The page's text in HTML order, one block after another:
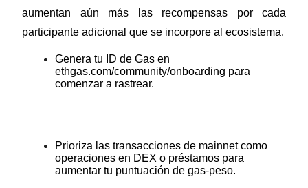
Launchpool
Participación flexible para ganar tokens populares
aumentan aún más las recompensas por cada
participante adicional que se incorpore al ecosistema.
Genera tu ID de Gas en
ethgas.com/community/onboarding para
comenzar a rastrear.
Prioriza las transacciones de mainnet como
operaciones en DEX o préstamos para
aumentar tu puntuación de gas-peso.